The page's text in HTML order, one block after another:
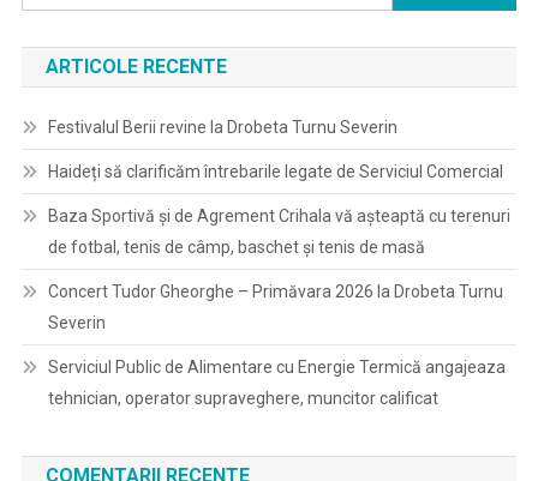
după:
ARTICOLE RECENTE
Festivalul Berii revine la Drobeta Turnu Severin
Haideți să clarificăm întrebarile legate de Serviciul Comercial
Baza Sportivă și de Agrement Crihala vă așteaptă cu terenuri
de fotbal, tenis de câmp, baschet și tenis de masă
Concert Tudor Gheorghe – Primăvara 2026 la Drobeta Turnu
Severin
Serviciul Public de Alimentare cu Energie Termică angajeaza
tehnician, operator supraveghere, muncitor calificat
COMENTARII RECENTE